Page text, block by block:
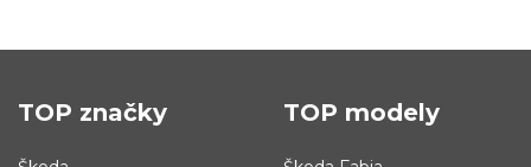
TOP značky TOP modely